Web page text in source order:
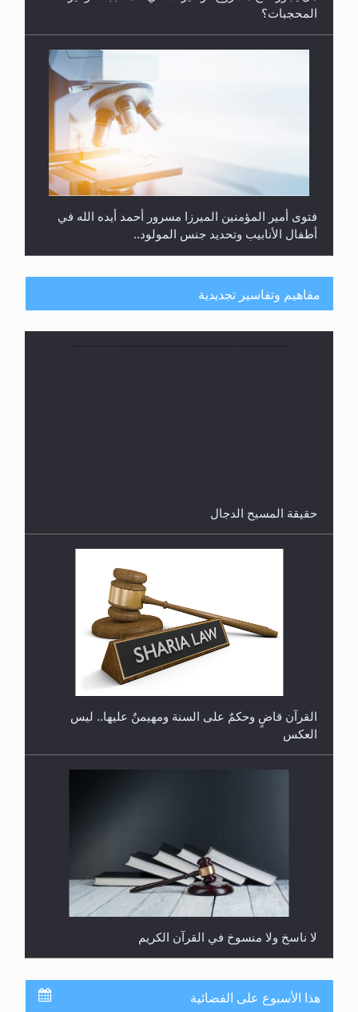
المحجبات؟
فتوى أمير المؤمنين الميرزا مسرور أحمد أيده الله في
أطفال الأنابيب وتحديد جنس المولود..
هل تعتبر الأشفار الاصطناعية (الرموش الاصطناعية)
والأظافر البلاستيكية وطلاء الأظافر حاجبا للوضوء وهل
يُسمح الصلاة بها؟
مفاهيم وتفاسير تجديدية
حقيقة المسيح الدجال
القرآن قاضٍ وحكمٌ على السنة ومهيمنٌ عليها.. ليس
العكس
لا ناسخ ولا منسوخ في القرآن الكريم
هذا الأسبوع على الفضائية